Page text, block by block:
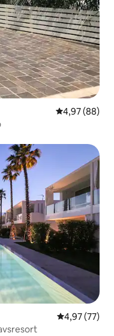
4,97 ud af 5 i
4,97 (88)
4,97 ud af 5 i
4,97 (77)